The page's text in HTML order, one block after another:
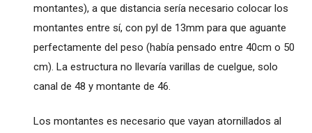
montantes), a que distancia sería necesario colocar los
montantes entre sí, con pyl de 13mm para que aguante
perfectamente del peso (había pensado entre 40cm o 50
cm). La estructura no llevaría varillas de cuelgue, solo
canal de 48 y montante de 46.
Los montantes es necesario que vayan atornillados al